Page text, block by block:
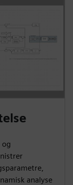
og
analyse